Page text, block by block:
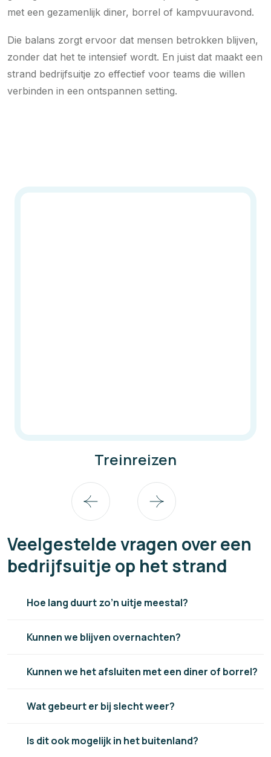
met een gezamenlijk diner, borrel of kampvuuravond.
Die balans zorgt ervoor dat mensen betrokken blijven,
zonder dat het te intensief wordt. En juist dat maakt een
strand bedrijfsuitje zo effectief voor teams die willen
verbinden in een ontspannen setting.
Treinreizen
Veelgestelde vragen over een
bedrijfsuitje op het strand
Hoe lang duurt zo’n uitje meestal?
Kunnen we blijven overnachten?
Kunnen we het afsluiten met een diner of borrel?
Wat gebeurt er bij slecht weer?
Is dit ook mogelijk in het buitenland?